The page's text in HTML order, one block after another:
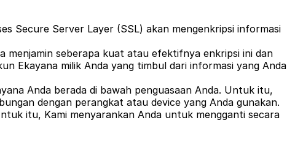
Secure Server Layer (SSL) akan mengenkripsi informasi
menjamin seberapa kuat atau efektifnya enkripsi ini dan
Ekayana milik Anda yang timbul dari informasi yang Anda
Anda berada di bawah penguasaan Anda. Untuk itu,
dengan perangkat atau device yang Anda gunakan.
itu, Kami menyarankan Anda untuk mengganti secara